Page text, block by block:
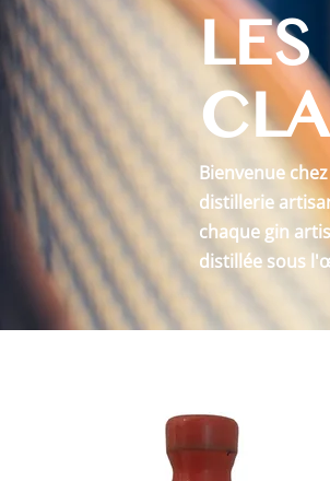
LES
Bienvenue
distillerie
chaque gin
distillée sous